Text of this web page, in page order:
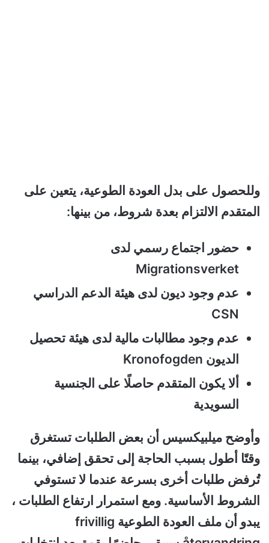
وللحصول على بدل العودة الطوعية، يتعين على
المتقدم الالتزام بعدة شروط، من بينها:
حضور اجتماع رسمي لدى
Migrationsverket
عدم وجود ديون لدى هيئة الدعم الدراسي
CSN
عدم وجود مطالبات مالية لدى هيئة تحصيل
الديون Kronofogden
ألا يكون المتقدم حاصلًا على الجنسية
السويدية
وأوضح ميلبيكسيس أن بعض الطلبات تستغرق
وقتًا أطول بسبب الحاجة إلى تحقق إضافي، بينما
تُرفض طلبات أخرى بسرعة عندما لا تستوفي
الشروط الأساسية. ومع استمرار ارتفاع الطلبات ،
يبدو أن ملف العودة الطوعية frivillig